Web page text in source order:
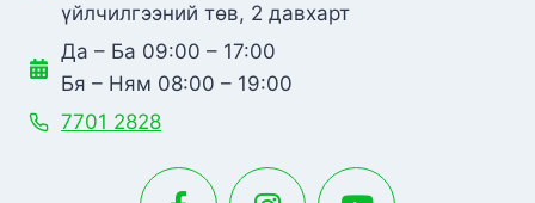
үйлчилгээний төв, 2 давхарт
Да – Ба 09:00 – 17:00
Бя – Ням 08:00 – 19:00
7701 2828